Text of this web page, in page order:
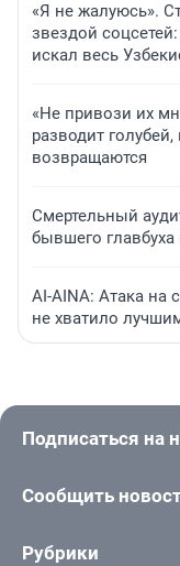
«Я не жалуюсь».
звездой
искал весь
«Не привози их
разводит
возвращаются
Смертельный
бывшего
AI-AINA: Атака на
не хватило
Подписаться на
Сообщить
Рубрики